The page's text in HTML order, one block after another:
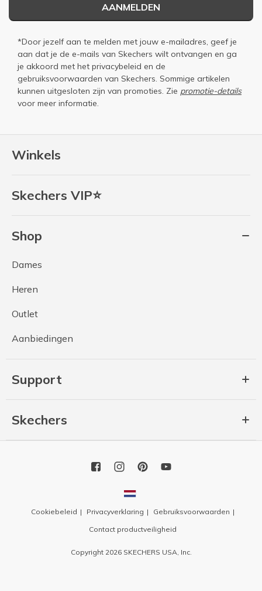
Winkels
Skechers VIP⭐
Shop
Dames
Heren
Outlet
Aanbiedingen
Support
Skechers
AANMELDEN
*Door jezelf aan te melden met jouw e-mailadres, geef je
aan dat je de e-mails van Skechers wilt ontvangen en ga
je akkoord met het privacybeleid en de
gebruiksvoorwaarden van Skechers. Sommige artikelen
kunnen uitgesloten zijn van promoties. Zie promotie-details
voor meer informatie.
Cookiebeleid Privacyverklaring
Gebruiksvoorwaarden
Contact productveiligheid
Copyright 2026 SKECHERS USA, Inc.